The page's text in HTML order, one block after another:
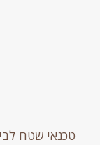
טכנאי שטח